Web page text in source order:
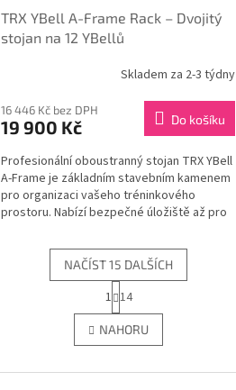
TRX YBell A-Frame Rack – Dvojitý
stojan na 12 YBellů
Skladem za 2-3 týdny
16 446 Kč bez DPH
19 900 Kč Do košíku
Profesionální oboustranný stojan TRX YBell
A-Frame je základním stavebním kamenem
pro organizaci vašeho tréninkového
prostoru. Nabízí bezpečné úložiště až pro
O
v
l
d
NAČÍST 15 DALŠÍCH
t
r
á
n
1 14
NAHORU